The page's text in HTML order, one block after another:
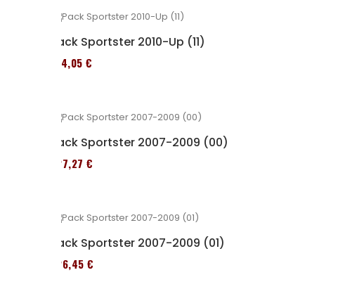
Pack Sportster 2010-Up (11)
314,05 €
Pack Sportster 2007-2009 (00)
227,27 €
Pack Sportster 2007-2009 (01)
326,45 €